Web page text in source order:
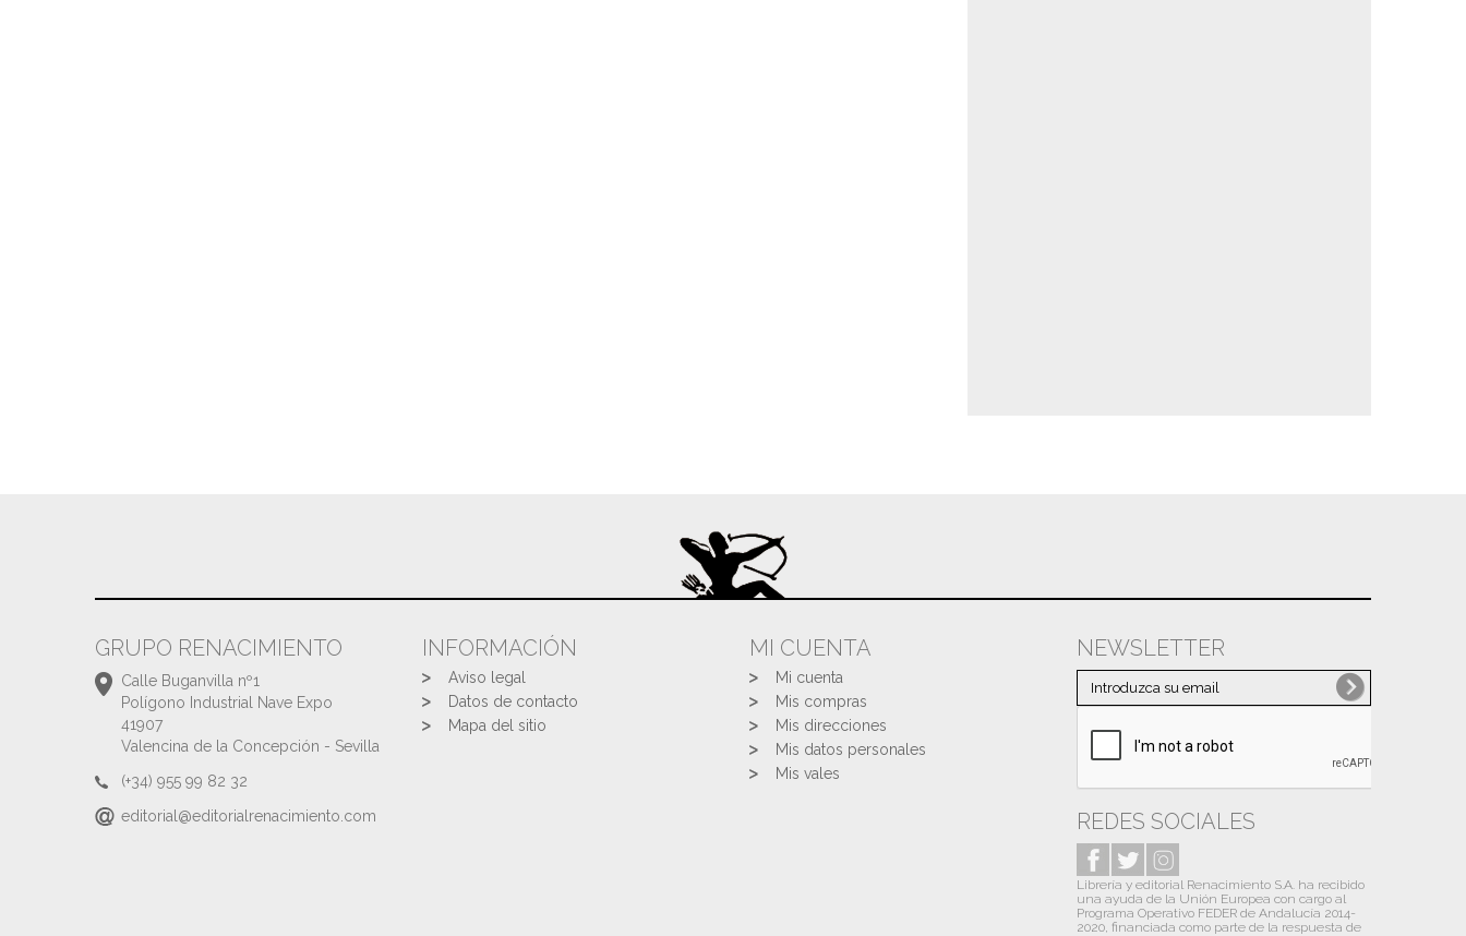
GRUPO RENACIMIENTO
Calle Buganvilla nº1
Polígono Industrial Nave Expo
41907
Valencina de la Concepción - Sevilla
(+34) 955 99 82 32
editorial@editorialrenacimiento.com
INFORMACIÓN
Aviso legal
Datos de contacto
Mapa del sitio
MI CUENTA
Mi cuenta
Mis compras
Mis direcciones
Mis datos personales
Mis vales
NEWSLETTER
REDES SOCIALES
Librería y editorial Renacimiento S.A. ha recibido
una ayuda de la Unión Europea con cargo al
Programa Operativo FEDER de Andalucía 2014-
2020, financiada como parte de la respuesta de